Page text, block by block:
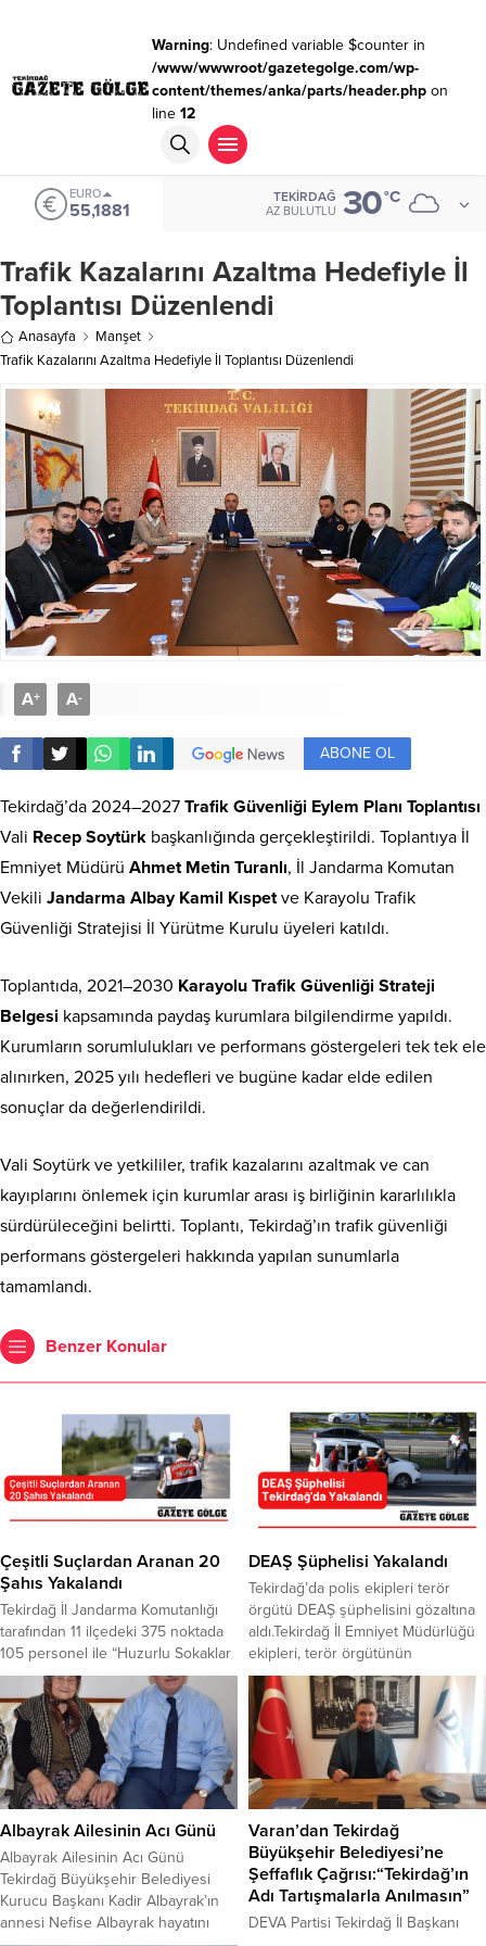
Warning: Undefined variable $counter in
/www/wwwroot/gazetegolge.com/wp-
content/themes/anka/parts/header.phpon
line 12
EURO
55,1881
TEKIRDAĞ
AZ BULUTLU 30°C
Trafik Kazalarını Azaltma Hedefiyle İl
Toplantısı Düzenlendi
Anasayfa
Manşet
Trafik Kazalarını Azaltma Hedefiyle İl Toplantısı Düzenlendi
A+ A-
ABONE OL
Tekirdağ’da 2024–2027 Trafik Güvenliği Eylem Planı Toplantısı
Vali Recep Soytürk başkanlığında gerçekleştirildi. Toplantıya İl
Emniyet Müdürü Ahmet Metin Turanlı, İl Jandarma Komutan
Vekili Jandarma Albay Kamil Kıspetve Karayolu Trafik
Güvenliği Stratejisi İl Yürütme Kurulu üyeleri katıldı.
Toplantıda, 2021–2030 Karayolu Trafik Güvenliği Strateji
Belgesi kapsamında paydaş kurumlara bilgilendirme yapıldı.
Kurumların sorumlulukları ve performans göstergeleri tek tek ele
alınırken, 2025 yılı hedefleri ve bugüne kadar elde edilen
sonuçlar da değerlendirildi.
Vali Soytürk ve yetkililer, trafik kazalarını azaltmak ve can
kayıplarını önlemek için kurumlar arası iş birliğinin kararlılıkla
sürdürüleceğini belirtti. Toplantı, Tekirdağ’ın trafik güvenliği
performans göstergeleri hakkında yapılan sunumlarla
tamamlandı.
Benzer Konular
Çeşitli Suçlardan Aranan 20
Şahıs Yakalandı
Tekirdağ İl Jandarma Komutanlığı
tarafından 11 ilçedeki 375 noktada
105 personel ile “Huzurlu Sokaklar
ve Narkotik Suçları Uygulaması”
gerçekleştirildi. Uygulamada,
aranan 20 şahıs yakalandı.
Gerçekleştirilen uygulamada 72
metruk bina, 56 park, 129 sokak,
790 araç,220 şüpheli şahıs kontrol
edildi.2762 şahsın UYAP sorgusu
yapıldı. Uygulama sonucunda 2 kişi
“Alkol veya Uyuşturucu...
DEAŞ Şüphelisi Yakalandı
Tekirdağ’da polis ekipleri terör
örgütü DEAŞ şüphelisini gözaltına
aldı.Tekirdağ İl Emniyet Müdürlüğü
ekipleri, terör örgütünün
faaliyetlerinin önlenmesi yönelik
çalışmalarına devam ediyor. Polis
ekipleri, DEAŞ terör örgütü
içerisinde faaliyette bulunduğu
tespit edilen Z.E.E’nin Çorlu’da
yaşadığını tespit etti. Örgüt
üyesinin evinde yapılan aramada 6
adet cep telefonu, bir tabanca ile
örgüte ait...
Albayrak Ailesinin Acı Günü
Albayrak Ailesinin Acı Günü
Tekirdağ Büyükşehir Belediyesi
Kurucu Başkanı Kadir Albayrak’ın
annesi Nefise Albayrak hayatını
Varan’dan Tekirdağ
Büyükşehir Belediyesi’ne
Şeffaflık Çağrısı:“Tekirdağ’ın
Adı Tartışmalarla Anılmasın”
DEVA Partisi Tekirdağ İl Başkanı